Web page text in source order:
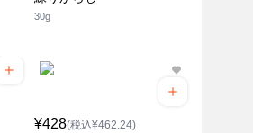
30g
¥428(税込¥462.24)